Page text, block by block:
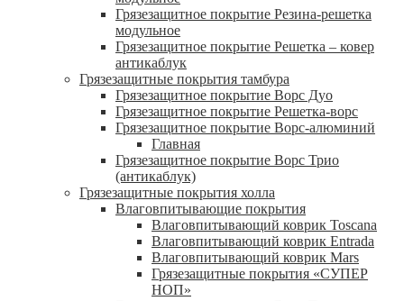
Грязезащитное покрытие Резина-решетка
модульное
Грязезащитное покрытие Решетка – ковер
антикаблук
Грязезащитные покрытия тамбура
Грязезащитное покрытие Ворс Дуо
Грязезащитное покрытие Решетка-ворс
Грязезащитное покрытие Ворс-алюминий
Главная
Грязезащитное покрытие Ворс Трио
(антикаблук)
Грязезащитные покрытия холла
Влаговпитывающие покрытия
Влаговпитывающий коврик Toscana
Влаговпитывающий коврик Entrada
Влаговпитывающий коврик Mars
Грязезащитные покрытия «СУПЕР
НОП»